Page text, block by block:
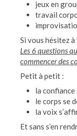
jeux en
travail
Si vous hésitez
Les 6 questions
commencer des
Petit à petit :
la confiance
le corps se
la voix
Et sans s’en